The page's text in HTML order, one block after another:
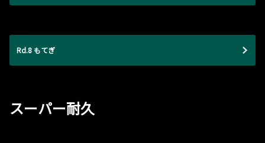
Rd.8 もてぎ
スーパー耐久